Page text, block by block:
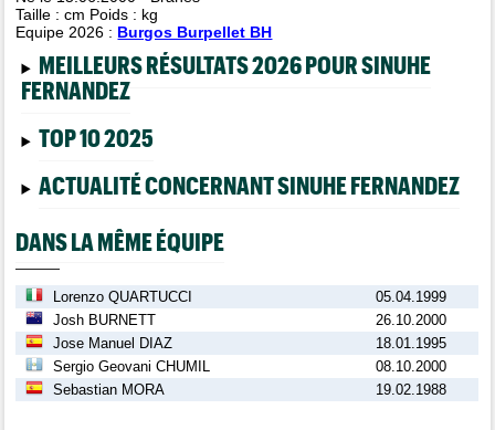
Taille :cm Poids : kg
Equipe 2026 : Burgos Burpellet BH
MEILLEURS RÉSULTATS 2026 POUR SINUHE
FERNANDEZ
TOP 10 2025
ACTUALITÉ CONCERNANT SINUHE FERNANDEZ
DANS LA MÊME ÉQUIPE
Lorenzo QUARTUCCI
05.04.1999
Josh BURNETT
26.10.2000
Jose Manuel DIAZ
18.01.1995
Sergio Geovani CHUMIL
08.10.2000
Sebastian MORA
19.02.1988